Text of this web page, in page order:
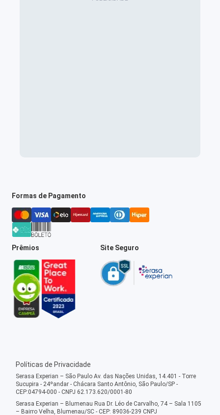
Formas de Pagamento
Prêmios Site Seguro
Políticas de Privacidade
Serasa Experian – São Paulo Av. das Nações Unidas, 14.401 - Torre
Sucupira - 24ºandar - Chácara Santo Antônio, São Paulo/SP -
CEP:04794-000 - CNPJ 62.173.620/0001-80
Serasa Experian – Blumenau Rua Dr. Léo de Carvalho, 74 – Sala 1105
– Bairro Velha, Blumenau/SC - CEP: 89036-239 CNPJ